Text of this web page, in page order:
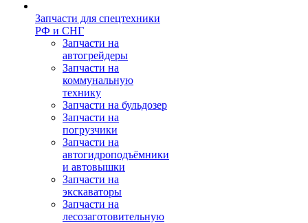
Запчасти для спецтехники
РФ и СНГ
Запчасти на
автогрейдеры
Запчасти на
коммунальную
технику
Запчасти на бульдозер
Запчасти на
погрузчики
Запчасти на
автогидроподъёмники
и автовышки
Запчасти на
экскаваторы
Запчасти на
лесозаготовительную